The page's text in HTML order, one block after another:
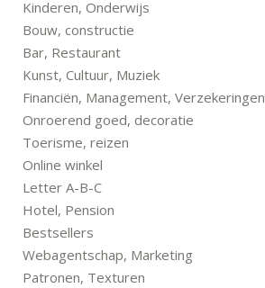
Kinderen, Onderwijs
Bouw, constructie
Bar, Restaurant
Kunst, Cultuur, Muziek
Financiën, Management, Verzekeringen
Onroerend goed, decoratie
Toerisme, reizen
Online winkel
Letter A-B-C
Hotel, Pension
Bestsellers
Webagentschap, Marketing
Patronen, Texturen